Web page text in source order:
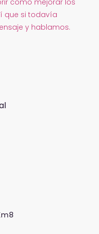
como mejorar los
que si todavía
y hablamos.